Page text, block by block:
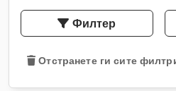
Филтер
Отстранете ги сите